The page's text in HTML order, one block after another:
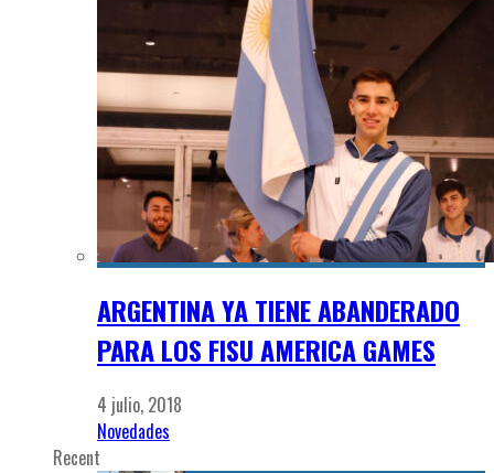
ARGENTINA YA TIENE ABANDERADO
PARA LOS FISU AMERICA GAMES
4 julio, 2018
Novedades
Recent